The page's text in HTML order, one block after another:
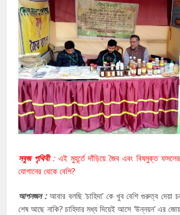
সবুজ পৃথিবী :এই মুহূর্তে দাঁড়িয়ে জৈব এবং বিষমুক্ত ফসলের
যোগানের থেকে বেশি?
আপনজন :আবার বলছি ‘চাহিদা’ কে খুব বেশি গুরুত্ব দেয়া
শেষ আছে নাকি? চাহিদার মধ্য দিয়েই আসে ‘উন্নয়ন’ এর